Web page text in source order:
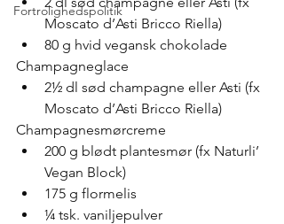
Fortrolighedspolitik
Moscato d’Asti Bricco Riella)
80 g hvid vegansk chokolade
Champagneglace
2½ dl sød champagne eller Asti (fx
Moscato d’Asti Bricco Riella)
Champagnesmørcreme
200 g blødt plantesmør (fx Naturli’
Vegan Block)
175 g flormelis
¼ tsk. vaniljepulver